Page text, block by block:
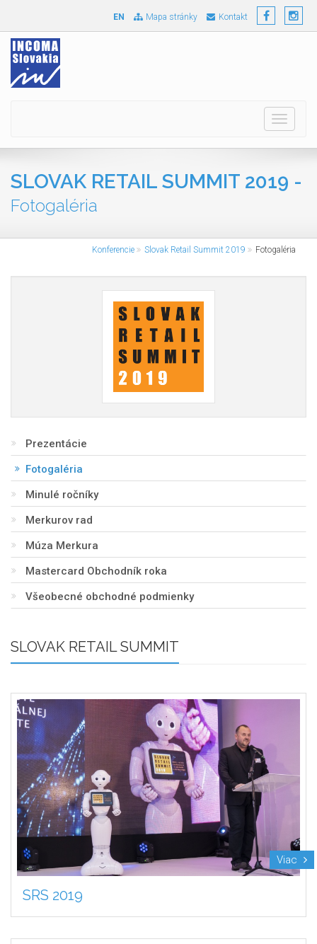
EN Mapa stránky Kontakt
Toggle
SLOVAK RETAIL SUMMIT 2019 -
Fotogaléria
Konferencie Slovak Retail Summit 2019 Fotogaléria
Prezentácie
Fotogaléria
Minulé ročníky
Merkurov rad
Múza Merkura
Mastercard Obchodník roka
Všeobecné obchodné podmienky
SLOVAK RETAIL SUMMIT
Viac
SRS 2019